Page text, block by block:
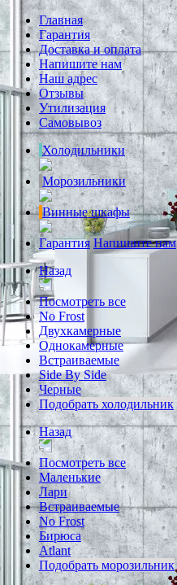
Главная
Гарантия
Доставка и оплата
Напишите нам
Наш адрес
Отзывы
Утилизация
Самовывоз
Холодильники
Морозильники
Винные шкафы
Гарантия Напишите нам
Назад
Посмотреть все
No Frost
Двухкамерные
Однокамерные
Встраиваемые
Side By Side
Черные
Подобрать холодильник
Назад
Посмотреть все
Маленькие
Лари
Встраиваемые
No Frost
Бирюса
Atlant
Подобрать морозильник